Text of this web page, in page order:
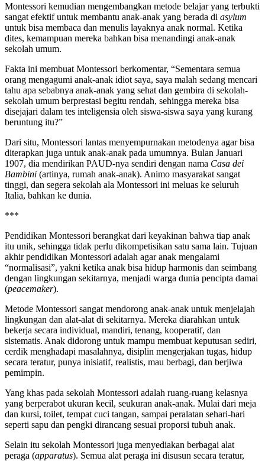
Montessori kemudian mengembangkan metode belajar yang terbukti
sangat efektif untuk membantu anak-anak yang berada di asylum
untuk bisa membaca dan menulis layaknya anak normal. Ketika
dites, kemampuan mereka bahkan bisa menandingi anak-anak
sekolah umum.
Fakta ini membuat Montessori berkomentar, “Sementara semua
orang mengagumi anak-anak idiot saya, saya malah sedang mencari
tahu apa sebabnya anak-anak yang sehat dan gembira di sekolah-
sekolah umum berprestasi begitu rendah, sehingga mereka bisa
disejajari dalam tes inteligensia oleh siswa-siswa saya yang kurang
beruntung itu?”
Dari situ, Montessori lantas menyempurnakan metodenya agar bisa
diterapkan juga untuk anak-anak pada umumnya. Bulan Januari
1907, dia mendirikan PAUD-nya sendiri dengan nama Casa dei
Bambini (artinya, rumah anak-anak). Animo masyarakat sangat
tinggi, dan segera sekolah ala Montessori ini meluas ke seluruh
Italia, bahkan ke dunia.
***
Pendidikan Montessori berangkat dari keyakinan bahwa tiap anak
itu unik, sehingga tidak perlu dikompetisikan satu sama lain. Tujuan
akhir pendidikan Montessori adalah agar anak mengalami
“normalisasi”, yakni ketika anak bisa hidup harmonis dan seimbang
dengan lingkungan sekitarnya, menjadi warga dunia pencipta damai
(peacemaker).
Metode Montessori sangat mendorong anak-anak untuk menjelajah
lingkungan dan alat-alat di sekitarnya. Mereka diarahkan untuk
bekerja secara individual, mandiri, tenang, kooperatif, dan
sistematis. Anak didorong untuk mampu membuat keputusan sediri,
cerdik menghadapi masalahnya, disiplin mengerjakan tugas, hidup
secara teratur, punya inisiatif, realistis, mau berbagi, dan berjiwa
pemimpin.
Yang khas pada sekolah Montessori adalah ruang-ruang kelasnya
yang berperabot ukuran kecil, seukuran anak-anak. Mulai dari meja
dan kursi, toilet, tempat cuci tangan, sampai peralatan sehari-hari
seperti sapu dan pengki dirancang sesuai proporsi tubuh anak.
Selain itu sekolah Montessori juga menyediakan berbagai alat
peraga (apparatus). Semua alat peraga ini disusun secara teratur,